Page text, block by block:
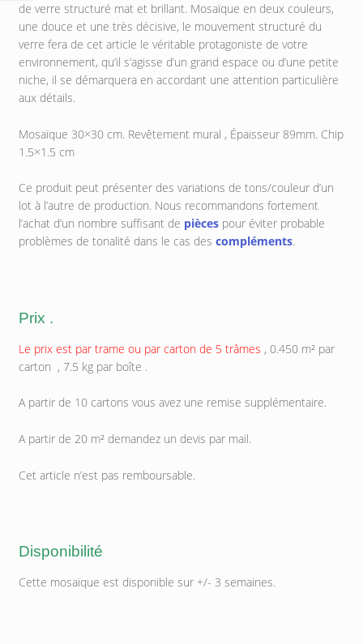
de verre structuré mat et brillant. Mosaïque en deux couleurs,
une douce et une très décisive, le mouvement structuré du
verre fera de cet article le véritable protagoniste de votre
environnement, qu’il s’agisse d’un grand espace ou d’une petite
niche, il se démarquera en accordant une attention particulière
aux détails.
Mosaïque 30×30 cm. Revêtement mural , Épaisseur 89mm. Chip
1.5×1.5 cm
Ce produit peut présenter des variations de tons/couleur d’un
lot à l’autre de production. Nous recommandons fortement
l’achat d’un nombre suffisant de piècespour éviter probable
problèmes de tonalité dans le cas des compléments.
Prix .
Le prix est par trame ou par carton de 5 trâmes , 0.450 m² par
carton , 7.5 kg par boîte .
A partir de 10 cartons vous avez une remise supplémentaire.
A partir de 20 m² demandez un devis par mail.
Cet article n’est pas remboursable.
Disponibilité
Cette mosaïque est disponible sur +/- 3 semaines.